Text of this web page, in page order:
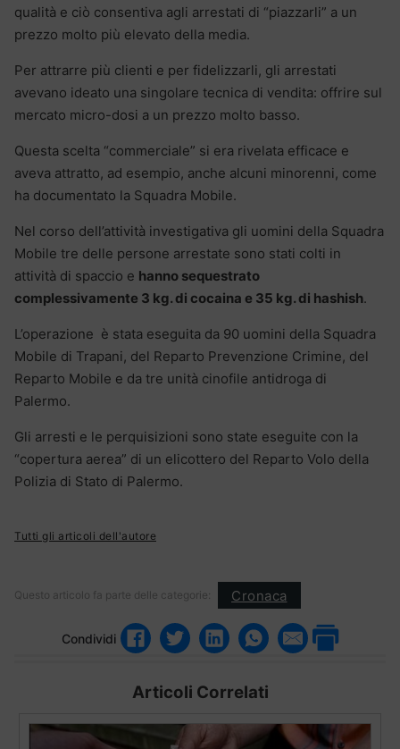
qualità e ciò consentiva agli arrestati di “piazzarli” a un
prezzo molto più elevato della media.
Per attrarre più clienti e per fidelizzarli, gli arrestati
avevano ideato una singolare tecnica di vendita: offrire sul
mercato micro-dosi a un prezzo molto basso.
Questa scelta “commerciale” si era rivelata efficace e
aveva attratto, ad esempio, anche alcuni minorenni, come
ha documentato la Squadra Mobile.
Nel corso dell’attività investigativa gli uomini della Squadra
Mobile tre delle persone arrestate sono stati colti in
attività di spaccio e hanno sequestrato
complessivamente 3 kg. di cocaina e 35 kg. di hashish.
L’operazione è stata eseguita da 90 uomini della Squadra
Mobile di Trapani, del Reparto Prevenzione Crimine, del
Reparto Mobile e da tre unità cinofile antidroga di
Palermo.
Gli arresti e le perquisizioni sono state eseguite con la
“copertura aerea” di un elicottero del Reparto Volo della
Polizia di Stato di Palermo.
Tutti gli articoli dell'autore
Questo articolo fa parte delle categorie: Cronaca
Condividi
Articoli Correlati